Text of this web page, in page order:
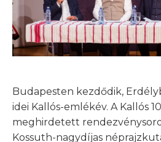
Budapesten kezdődik,
idei Kallós-emlékév. A Kallós
meghirdetett
Kossuth-nagydíjas